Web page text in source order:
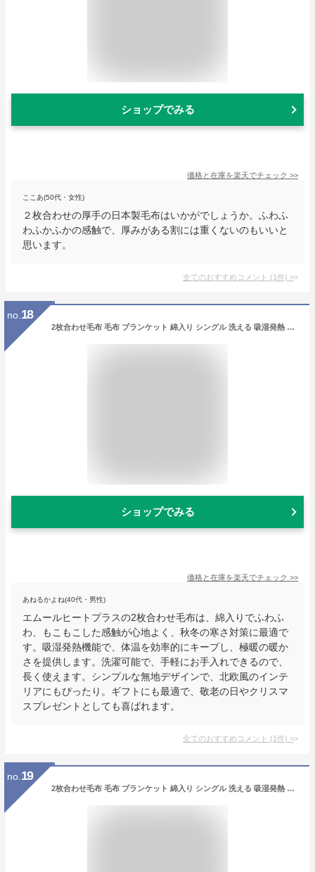
ショップでみる
価格と在庫を楽天でチェック >>
ここあ(50代・女性)
２枚合わせの厚手の日本製毛布はいかがでしょうか。ふわふ
わふかふかの感触で、厚みがある割には重くないのもいいと
思います。
全てのおすすめコメント (1件) >
no. 18
2枚合わせ毛布 毛布 ブランケット 綿入り シングル 洗える 吸湿発熱 極暖 あったか 暖かい 冬用 防寒対策 寒さ対策 ボリューム 掛け布団 布団 ふとん 寝具 ふわふわ もこもこ 秋冬 エムールヒートプラス 無地 北欧 敬老の日 クリスマス ギフト 送料無料 エムールベビー
ショップでみる
価格と在庫を楽天でチェック >>
あねるかよね(40代・男性)
エムールヒートプラスの2枚合わせ毛布は、綿入りでふわふ
わ、もこもこした感触が心地よく、秋冬の寒さ対策に最適で
す。吸湿発熱機能で、体温を効率的にキープし、極暖の暖か
さを提供します。洗濯可能で、手軽にお手入れできるので、
長く使えます。シンプルな無地デザインで、北欧風のインテ
リアにもぴったり。ギフトにも最適で、敬老の日やクリスマ
スプレゼントとしても喜ばれます。
全てのおすすめコメント (1件) >
no. 19
2枚合わせ毛布 毛布 ブランケット 綿入り シングル 洗える 吸湿発熱 極暖 あったか 暖かい 冬用 防寒対策 寒さ対策 ボリューム 掛け布団 布団 ふとん 寝具 ふわふわ もこもこ 秋冬 エムールヒートプラス 無地 北欧 敬老の日 クリスマス ギフト 送料無料 エムールライフ